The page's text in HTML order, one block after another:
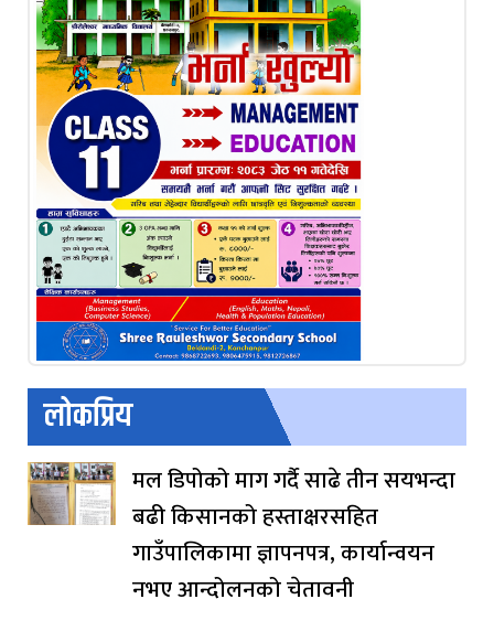
लोकप्रिय
मल डिपोको माग गर्दै साढे तीन सयभन्दा
बढी किसानको हस्ताक्षरसहित
गाउँपालिकामा ज्ञापनपत्र, कार्यान्वयन
नभए आन्दोलनको चेतावनी